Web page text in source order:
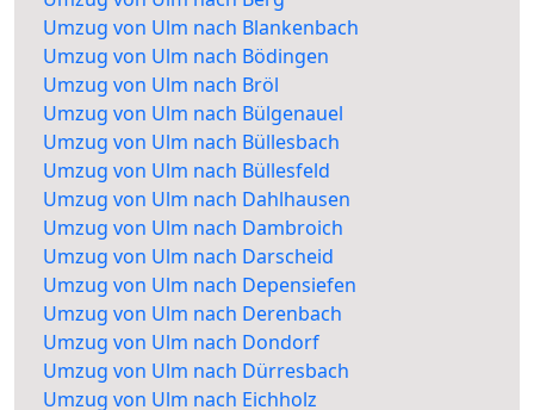
Umzug von Ulm nach Blankenbach
Umzug von Ulm nach Bödingen
Umzug von Ulm nach Bröl
Umzug von Ulm nach Bülgenauel
Umzug von Ulm nach Büllesbach
Umzug von Ulm nach Büllesfeld
Umzug von Ulm nach Dahlhausen
Umzug von Ulm nach Dambroich
Umzug von Ulm nach Darscheid
Umzug von Ulm nach Depensiefen
Umzug von Ulm nach Derenbach
Umzug von Ulm nach Dondorf
Umzug von Ulm nach Dürresbach
Umzug von Ulm nach Eichholz